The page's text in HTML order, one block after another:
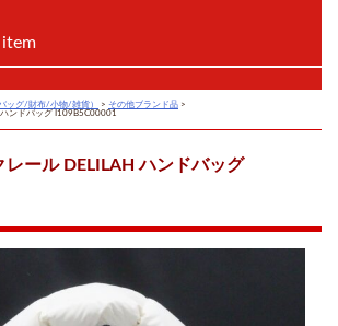
item
ッグ/財布/小物/雑貨） > その他ブランド品 >
ハンドバッグ I109B5C00001
レール DELILAH ハンドバッグ